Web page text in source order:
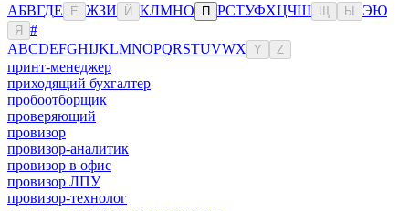
АБВГДЕ Ё ЖЗИ Й КЛМНО П РСТУФХЦЧШ Ы ЭЮ
Я
#
ABCDEFGHIJKLMNOPQRSTUVWX Y Z
принт-менеджер
приходящий бухгалтер
пробоотборщик
проверяющий
провизор
провизор-аналитик
провизор в офис
провизор ЛПУ
провизор-технолог